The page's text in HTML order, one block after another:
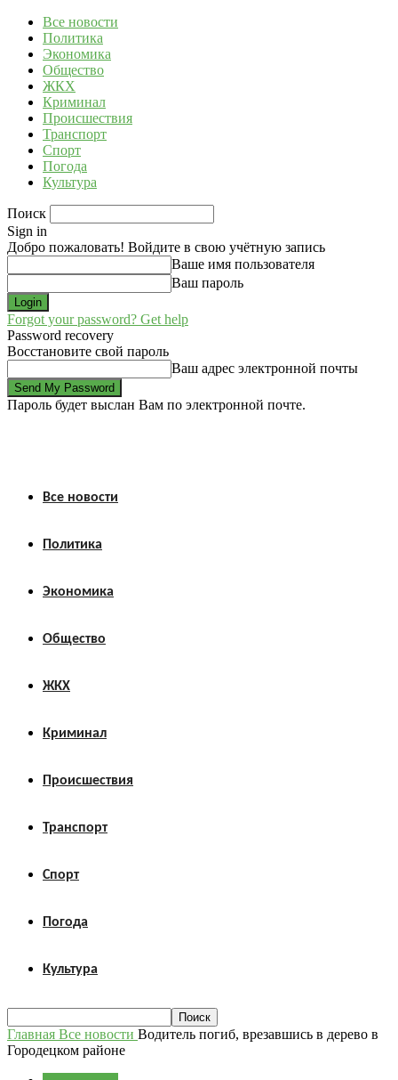
Все новости
Политика
Экономика
Общество
ЖКХ
Криминал
Происшествия
Транспорт
Спорт
Погода
Культура
Поиск
Sign in
Добро пожаловать! Войдите в свою учётную запись
Ваше имя пользователя
Ваш пароль
Forgot your password? Get help
Password recovery
Восстановите свой пароль
Ваш адрес электронной почты
Пароль будет выслан Вам по электронной почте.
Все новости
Политика
Экономика
Общество
ЖКХ
Криминал
Происшествия
Транспорт
Спорт
Погода
Культура
Главная Все новости Водитель погиб, врезавшись в дерево в
Городецком районе